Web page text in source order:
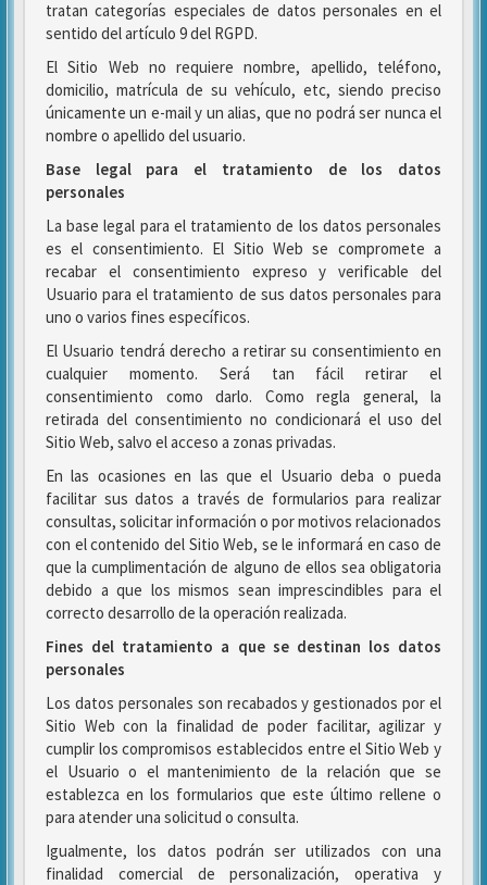
tratan categorías especiales de datos personales en el
sentido del artículo 9 del RGPD.
El Sitio Web no requiere nombre, apellido, teléfono,
domicilio, matrícula de su vehículo, etc, siendo preciso
únicamente un e-mail y un alias, que no podrá ser nunca el
nombre o apellido del usuario.
Base legal para el tratamiento de los datos
personales
La base legal para el tratamiento de los datos personales
es el consentimiento. El Sitio Web se compromete a
recabar el consentimiento expreso y verificable del
Usuario para el tratamiento de sus datos personales para
uno o varios fines específicos.
El Usuario tendrá derecho a retirar su consentimiento en
cualquier momento. Será tan fácil retirar el
consentimiento como darlo. Como regla general, la
retirada del consentimiento no condicionará el uso del
Sitio Web, salvo el acceso a zonas privadas.
En las ocasiones en las que el Usuario deba o pueda
facilitar sus datos a través de formularios para realizar
consultas, solicitar información o por motivos relacionados
con el contenido del Sitio Web, se le informará en caso de
que la cumplimentación de alguno de ellos sea obligatoria
debido a que los mismos sean imprescindibles para el
correcto desarrollo de la operación realizada.
Fines del tratamiento a que se destinan los datos
personales
Los datos personales son recabados y gestionados por el
Sitio Web con la finalidad de poder facilitar, agilizar y
cumplir los compromisos establecidos entre el Sitio Web y
el Usuario o el mantenimiento de la relación que se
establezca en los formularios que este último rellene o
para atender una solicitud o consulta.
Igualmente, los datos podrán ser utilizados con una
finalidad comercial de personalización, operativa y